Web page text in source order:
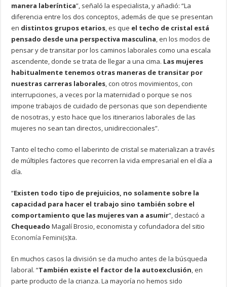
manera laberíntica”, señaló la especialista, y añadió: “La
diferencia entre los dos conceptos, además de que se presentan
en distintos grupos etarios, es que el techo de cristal está
pensado desde una perspectiva masculina, en los modos de
pensar y de transitar por los caminos laborales como una escala
ascendente, donde se trata de llegar a una cima. Las mujeres
habitualmente tenemos otras maneras de transitar por
nuestras carreras laborales, con otros movimientos, con
interrupciones, a veces por la maternidad o porque se nos
impone trabajos de cuidado de personas que son dependiente
de nosotras, y esto hace que los itinerarios laborales de las
mujeres no sean tan directos, unidireccionales”.
Tanto el techo como el laberinto de cristal se materializan a través
de múltiples factores que recorren la vida empresarial en el día a
día.
“Existen todo tipo de prejuicios, no solamente sobre la
capacidad para hacer el trabajo sino también sobre el
comportamiento que las mujeres van a asumir“, destacó a
Chequeado Magalí Brosio, economista y cofundadora del sitio
Economía Femini(s)ta.
En muchos casos la división se da mucho antes de la búsqueda
laboral. “También existe el factor de la autoexclusión, en
parte producto de la crianza. La mayoría no hemos sido